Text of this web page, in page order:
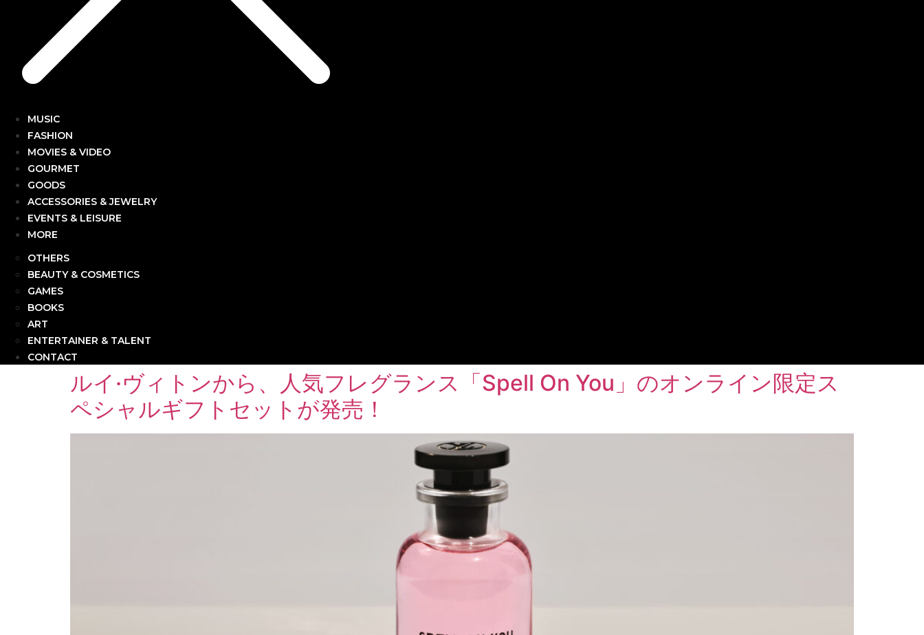
MUSIC
FASHION
MOVIES & VIDEO
GOURMET
GOODS
ACCESSORIES & JEWELRY
EVENTS & LEISURE
MORE
OTHERS
BEAUTY & COSMETICS
GAMES
BOOKS
ART
ENTERTAINER & TALENT
CONTACT
ルイ·ヴィトンから、人気フレグランス「Spell On You」のオンライン限定ス
ペシャルギフトセットが発売！